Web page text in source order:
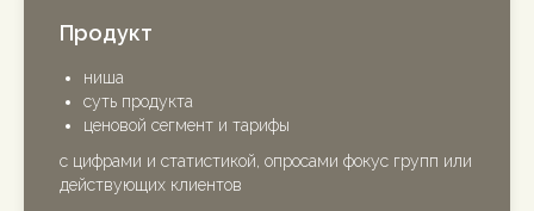
Продукт
ниша
суть продукта
ценовой сегмент и тарифы
с цифрами и статистикой, опросами фокус групп или
действующих клиентов